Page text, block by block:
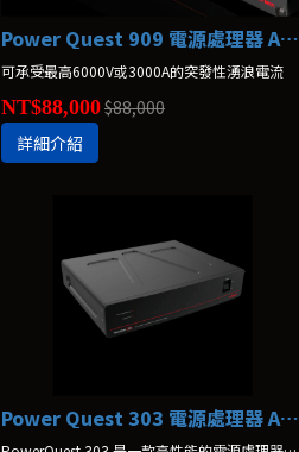
Power Quest 909 電源處理器 AudioQuest
可承受最高6000V或3000A的突發性湧浪電流
NT$88,000$88,000
詳細介紹
Power Quest 303 電源處理器 AudioQuest